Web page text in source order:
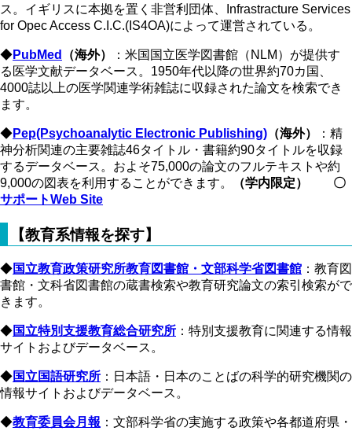
ス。イギリスに本拠を置く非営利団体、Infrastracture Services
for Opec Access C.I.C.(IS4OA)によって運営されている。
◆PubMed （海外）
：米国国立医学図書館（NLM）が提供す
る医学文献データベース。1950年代以降の世界約70カ国、
4000誌以上の医学関連学術雑誌に収録された論文を検索でき
ます。
​​​​​​◆Pep(Psychoanalytic Electronic Publishing) （海外） ： 精
神分析関連の主要雑誌46タイトル・書籍約90タイトルを収録
するデータベース。およそ75,000の論文のフルテキストや約
9,000の図表を利用することができます。
（学内限定）
〇
サポートWeb Site
【教育系情報を探す】
◆国立教育政策研究所教育図書館・文部科学省図書館 ：教育図
書館・文科省図書館の蔵書検索や教育研究論文の索引検索がで
きます。
◆国立特別支援教育総合研究所 ：特別支援教育に関連する情報
サイトおよびデータベース。
◆国立国語研究所 ：日本語・日本のことばの科学的研究機関の
情報サイトおよびデータベース。
◆教育委員会月報 ：文部科学省の実施する政策や各都道府県・